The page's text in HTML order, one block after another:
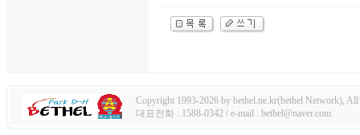
Copyright 1993-2026 by bethel.ne.kr(bethel Network), All
대표전화 : 1588-0342 / e-mail : bethel@naver.com